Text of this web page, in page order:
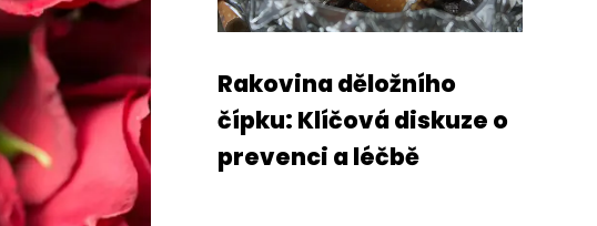
Rakovina děložního
čípku: Klíčová diskuze o
prevenci a léčbě